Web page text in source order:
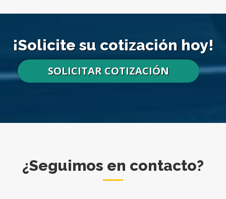
¡Solicite su cotización hoy!
SOLICITAR COTIZACIÓN
¿Seguimos en contacto?